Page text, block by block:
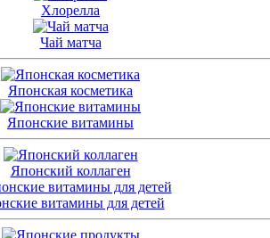
Хлорелла
Чай матча
Японская косметика
Японские витамины
Японский коллаген
витамины для детей